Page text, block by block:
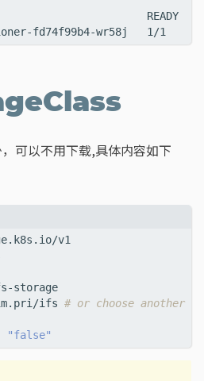
fd74f99b4-wr58j   1/1
可以不用下载,具体内容如下
v1
storage
ifs # or choose another
"false"